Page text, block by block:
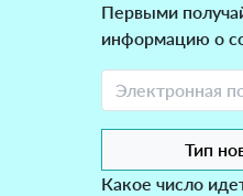
Первыми
информацию о
Тип
Какое число